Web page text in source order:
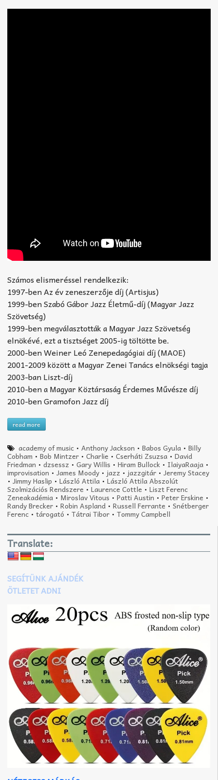
Számos elismeréssel rendelkezik:
1997-ben Az év zeneszerzője díj (Artisjus)
1999-ben Szabó Gábor Jazz Életmű-díj (Magyar Jazz
Szövetség)
1999-ben megválasztották a Magyar Jazz Szövetség
elnökévé, ezt a tisztséget 2005-ig töltötte be.
2000-ben Weiner Leó Zenepedagógiai díj (MAOE)
2001-2009 között a Magyar Zenei Tanács elnökségi tagja
2003-ban Liszt-díj
2010-ben a Magyar Köztársaság Érdemes Művésze díj
2010-ben Gramofon Jazz díj
read more
academy of music •Anthony Jackson •Babos Gyula •Billy
Cobham • Bob Mintzer • Charlie • Cserháti Zsuzsa • David
Friedman • dzsessz • Gary Willis • Hiram Bullock • IlaiyaRaaja •
improvisation • James Moody • jazz • jazzgitár • Jeremy Stacey
• Jimmy Haslip • László Attila • László Attila Abszolút
Szolmizációs Rendszere • Laurence Cottle • Liszt Ferenc
Zeneakadémia • Miroslav Vitous • Patti Austin • Peter Erskine •
Randy Brecker • Robin Aspland • Russell Ferrante • Snétberger
Ferenc • tárogató • Tátrai Tibor • Tommy Campbell
Translate:
SEGÍTÜNK AJÁNDÉK
ÖTLETET ADNI